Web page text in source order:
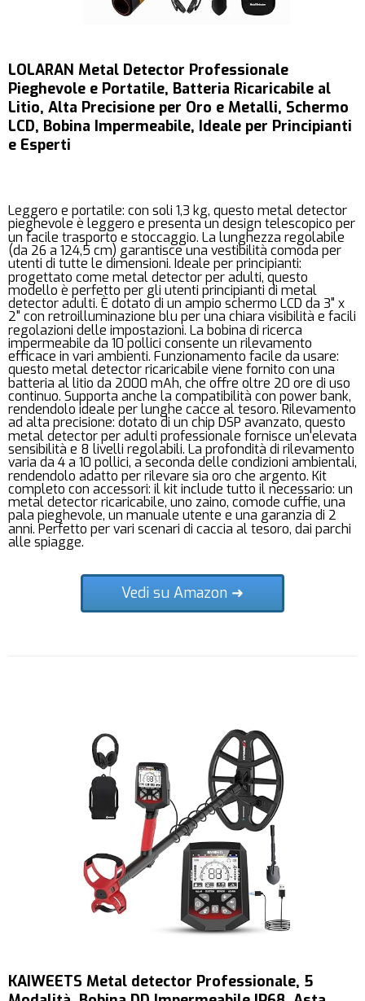
LOLARAN Metal Detector Professionale
Pieghevole e Portatile, Batteria Ricaricabile al
Litio, Alta Precisione per Oro e Metalli, Schermo
LCD, Bobina Impermeabile, Ideale per Principianti
e Esperti
Leggero e portatile: con soli 1,3 kg, questo metal detector
pieghevole è leggero e presenta un design telescopico per
un facile trasporto e stoccaggio. La lunghezza regolabile
(da 26 a 124,5 cm) garantisce una vestibilità comoda per
utenti di tutte le dimensioni. Ideale per principianti:
progettato come metal detector per adulti, questo
modello è perfetto per gli utenti principianti di metal
detector adulti. È dotato di un ampio schermo LCD da 3" x
2" con retroilluminazione blu per una chiara visibilità e facili
regolazioni delle impostazioni. La bobina di ricerca
impermeabile da 10 pollici consente un rilevamento
efficace in vari ambienti. Funzionamento facile da usare:
questo metal detector ricaricabile viene fornito con una
batteria al litio da 2000 mAh, che offre oltre 20 ore di uso
continuo. Supporta anche la compatibilità con power bank,
rendendolo ideale per lunghe cacce al tesoro. Rilevamento
ad alta precisione: dotato di un chip DSP avanzato, questo
metal detector per adulti professionale fornisce un'elevata
sensibilità e 8 livelli regolabili. La profondità di rilevamento
varia da 4 a 10 pollici, a seconda delle condizioni ambientali,
rendendolo adatto per rilevare sia oro che argento. Kit
completo con accessori: il kit include tutto il necessario: un
metal detector ricaricabile, uno zaino, comode cuffie, una
pala pieghevole, un manuale utente e una garanzia di 2
anni. Perfetto per vari scenari di caccia al tesoro, dai parchi
alle spiagge.
Vedi su Amazon ➜
KAIWEETS Metal detector Professionale, 5